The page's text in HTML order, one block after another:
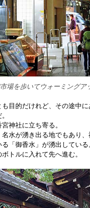
場を歩いてウォーミングア
も目的だけれど、その途中
神社に立ち寄る。
水が湧き出る地でもあり
「御香水」が湧出している
トルに入れて先へ進む。